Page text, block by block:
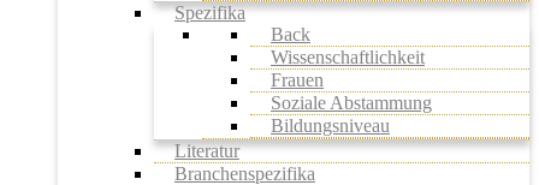
Spezifika
Back
Wissenschaftlichkeit
Frauen
Soziale Abstammung
Bildungsniveau
Literatur
Branchenspezifika